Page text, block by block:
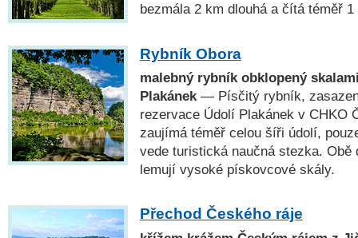
bezmála 2 km dlouhá a čítá téměř
Rybník Obora
malebný rybník obklopený
Plakánek — Písčitý rybník,
rezervace Údolí Plakánek v CHKO
zaujímá téměř celou šíři údolí,
vede turistická naučná stezka.
lemují vysoké pískovcové skály.
Přechod Českého ráje